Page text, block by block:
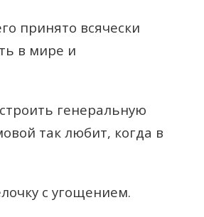
принято всячески
в мире и
генеральную
так любит, когда в
с угощением.